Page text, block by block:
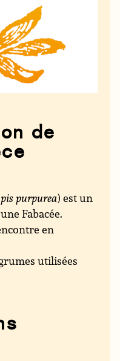
de
purpurea) est un
une Fabacée.
en
utilisées